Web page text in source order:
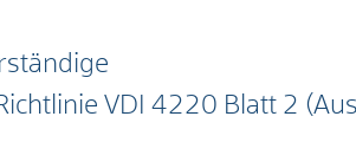
VDI 4220 Blatt 2